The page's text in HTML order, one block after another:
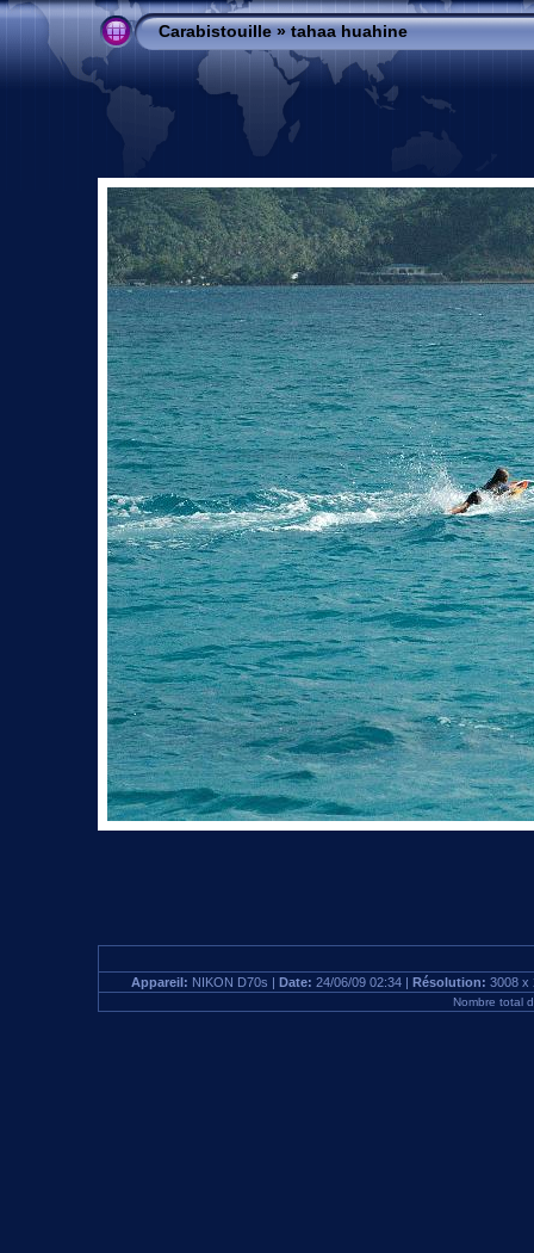
Carabistouille»tahaa huahine
Appareil: NIKON D70s | Date: 24/06/09 02:34 | Résolution: 3008 x
Nombre total